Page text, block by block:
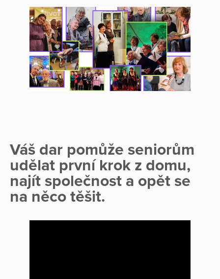
Váš dar pomůže seniorům
udělat první krok z domu,
najít společnost a opět se
na něco těšit.